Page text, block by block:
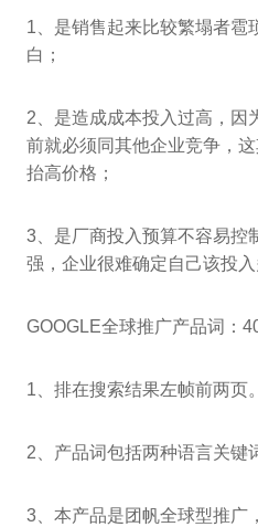
1、是销售起来比较繁塌者雹
白；
2、是造成成本投入过高，因
前就必须同其他企业竞争，
抬高价格；
3、是厂商投入预算不容易控
强，企业很难确定自己该投入
GOOGLE全球推广产品词：
1、排在搜索结果左帧前两页。
2、产品词包括两种语言关键
3、本产品是团帆全球型推广